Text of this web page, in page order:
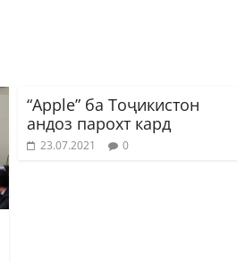
“Apple” ба Тоҷикистон
андоз парохт кард
23.07.2021 0